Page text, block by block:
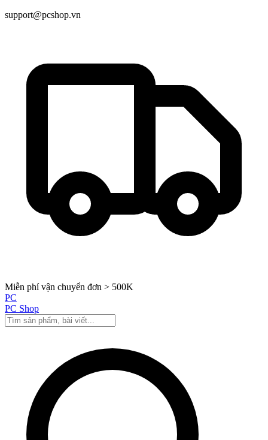
support@pcshop.vn
Miễn phí vận chuyển đơn > 500K
PC
PC Shop